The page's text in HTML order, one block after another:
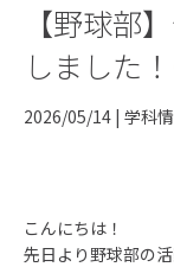
【野球部
しました！
2026/05/14 | 学科
こんにちは！
先日より野球部の